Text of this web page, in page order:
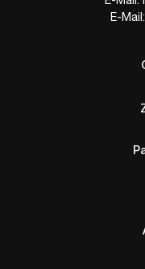
E-Mail: